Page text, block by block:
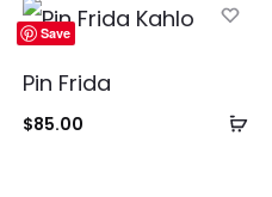
carrito
Save
Pin Frida
$85.00